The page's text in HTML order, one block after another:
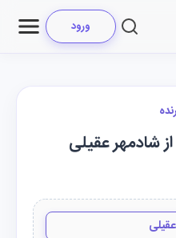
ورود
شادمهر عقیلی